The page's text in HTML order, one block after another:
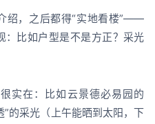
绍，之后都得“实地看楼”——
：比如户型是不是方正？采光
实在：比如云景德必易园的
的采光（上午能晒到太阳，下